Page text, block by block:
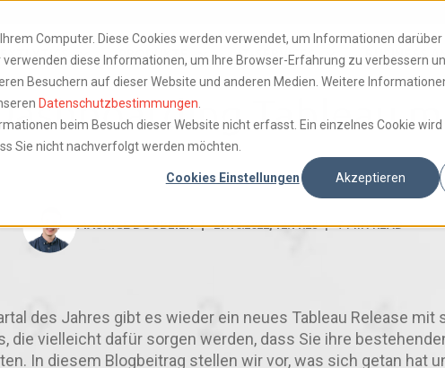
Computer. Diese Cookies werden verwendet, um Informationen
diese Informationen, um Ihre Browser-Erfahrung zu verbessern
Besuchern auf dieser Website und anderen Medien. Weitere
Datenschutzbestimmungen
beim Besuch dieser Website nicht erfasst. Ein einzelnes Cookie
Sie nicht nachverfolgt werden möchten.
Cookies Einstellungen Akzeptieren
PRODUKTE IT-SERVICES BUSINESS
Tableau
MAURICE DOUBLIER 27.10.2022, 12:11:28 7MIN READ
des Jahres gibt es wieder ein neues Tableau Release mit
die vielleicht dafür sorgen werden, dass Sie ihre
In diesem Blogbeitrag stellen wir vor, was sich getan hat